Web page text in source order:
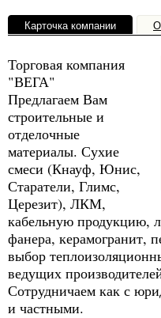
Карточка компании
Торговая компания
"ВЕГА"
Предлагаем Вам
строительные и
отделочные
материалы. Сухие
смеси (Кнауф, Юнис,
Старатели, Глимс,
Церезит), ЛКМ,
кабельную продукцию,
фанера, керамогранит,
выбор
ведущих
Сотрудничаем как с
и частными.